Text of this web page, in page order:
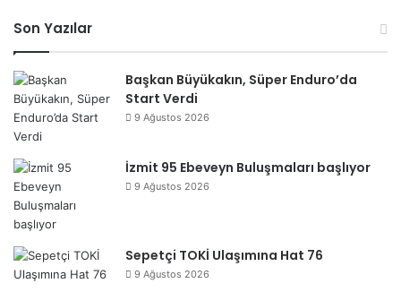
Son Yazılar
Başkan Büyükakın, Süper Enduro’da
Start Verdi
9 Ağustos 2026
İzmit 95 Ebeveyn Buluşmaları başlıyor
9 Ağustos 2026
Sepetçi TOKİ Ulaşımına Hat 76
9 Ağustos 2026